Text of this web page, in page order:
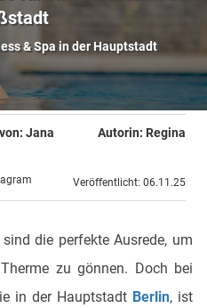
& Spa in der Hauptstadt
Autorin: Regina
Jana
Veröffentlicht: 06.11.25
die perfekte Ausrede, um
zu gönnen. Doch bei
in der Hauptstadt Berlin, ist